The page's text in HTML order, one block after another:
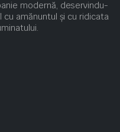
modernă, deservindu-
amănuntul și cu ridicata